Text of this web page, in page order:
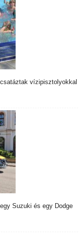
vízipisztolyokkal
Suzuki és egy Dodge